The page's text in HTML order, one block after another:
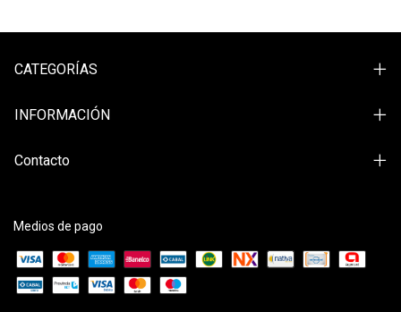
CATEGORÍAS
INFORMACIÓN
Contacto
Medios de pago